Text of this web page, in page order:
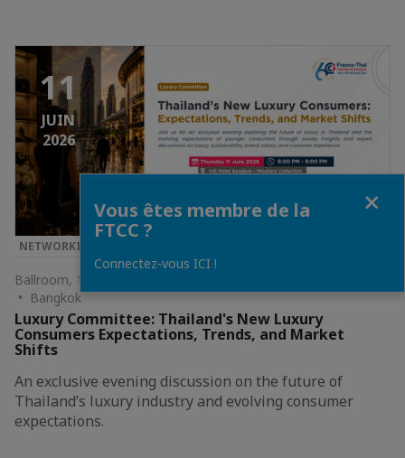
11
JUIN
2026
NETWORKING • …
Ballroom, 12th Floor, VIE Hotel Bangkok - MGallery Collection
• Bangkok
Luxury Committee: Thailand's New Luxury
Consumers Expectations, Trends, and Market
Shifts
An exclusive evening discussion on the future of
Thailand’s luxury industry and evolving consumer
expectations.
Vous êtes membre de la
FTCC ?
Connectez-vous ICI !